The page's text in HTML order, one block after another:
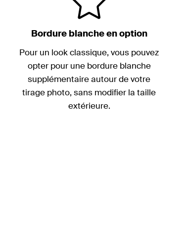
Bordure blanche en option
Pour un look classique, vous pouvez
opter pour une bordure blanche
supplémentaire autour de votre
tirage photo, sans modifier la taille
extérieure.